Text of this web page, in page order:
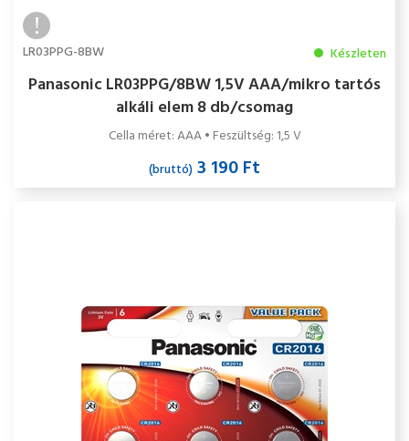
LR03PPG-8BW Készleten
Panasonic LR03PPG/8BW 1,5V AAA/mikro tartós
alkáli elem 8 db/csomag
Cella méret: AAA • Feszültség: 1,5 V
(bruttó) 3 190 Ft